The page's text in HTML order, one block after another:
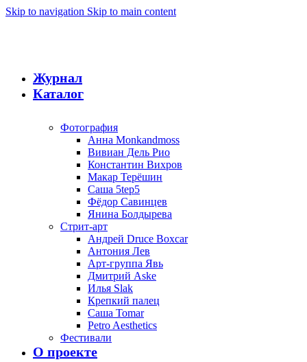
Skip to navigation Skip to main content
Журнал
Каталог
Фотография
Анна Monkandmoss
Вивиан Дель Рио
Константин Вихров
Макар Терёшин
Саша 5tep5
Фёдор Савинцев
Янина Болдырева
Стрит-арт
Андрей Druce Boxcar
Антония Лев
Арт-группа Явь
Дмитрий Aske
Илья Slak
Крепкий палец
Саша Tomar
Petro Aesthetics
Фестивали
О проекте